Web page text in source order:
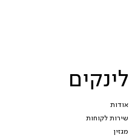
לינקים
אודות
שירות לקוחות
מגזין